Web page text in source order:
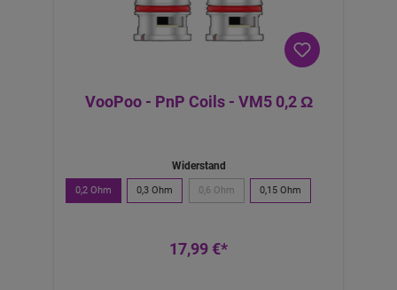
VooPoo - PnP Coils - VM5 0,2 Ω
Widerstand
0,2 Ohm 0,3 Ohm 0,6 Ohm 0,15 Ohm
17,99 €*